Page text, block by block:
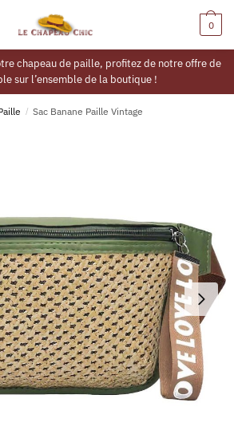
0
chapeau de paille, profitez de notre offre de
sur l’ensemble de la boutique !
/ Sac Banane Paille Vintage